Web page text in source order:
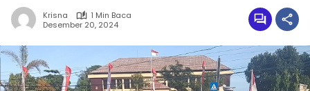
Krisna
1 Min Baca
Desember 20, 2024